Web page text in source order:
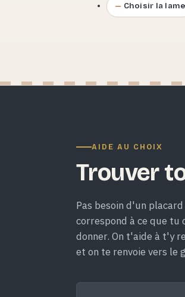
Choisir la lame
AIDE AU CHOIX
Trouver
Pas besoin d'un
correspond à ce que
donner. On t'aide à t'y
et on te renvoie vers le